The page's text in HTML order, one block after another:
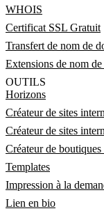
WHOIS
Certificat SSL Gratuit
Transfert de nom de
Extensions de nom
OUTILS
Horizons
Créateur de sites
Créateur de sites
Créateur de
Templates
Impression à la
Lien en bio